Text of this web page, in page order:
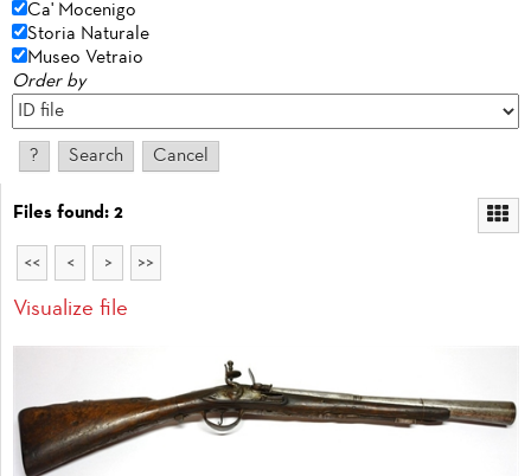
Ca' Mocenigo
Storia Naturale
Museo Vetraio
Order by
Files found: 2
<< < > >>
Visualize file